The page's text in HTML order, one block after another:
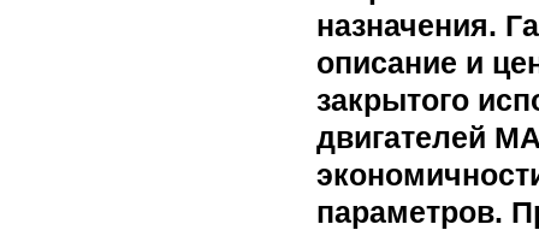
назначения.
описание и
закрытого
двигателей
параметров.